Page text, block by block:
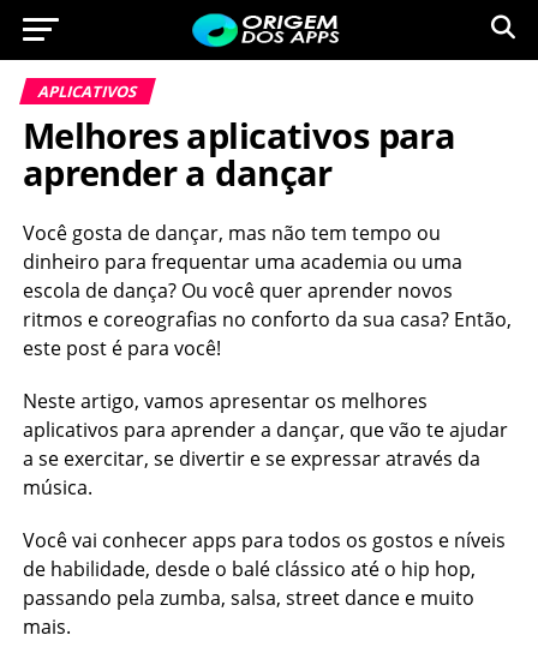
APLICATIVOS
Melhores aplicativos para
aprender a dançar
Você gosta de dançar, mas não tem tempo ou
dinheiro para frequentar uma academia ou uma
escola de dança? Ou você quer aprender novos
ritmos e coreografias no conforto da sua casa? Então,
este post é para você!
Neste artigo, vamos apresentar os melhores
aplicativos para aprender a dançar, que vão te ajudar
a se exercitar, se divertir e se expressar através da
música.
Você vai conhecer apps para todos os gostos e níveis
de habilidade, desde o balé clássico até o hip hop,
passando pela zumba, salsa, street dance e muito
mais.